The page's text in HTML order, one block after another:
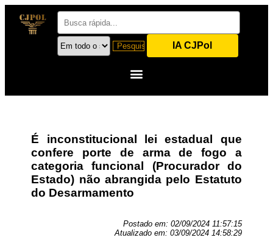
IA CJPol
É inconstitucional lei estadual que
confere porte de arma de fogo a
categoria funcional (Procurador do
Estado) não abrangida pelo Estatuto
do Desarmamento
Postado em: 02/09/2024 11:57:15
Atualizado em: 03/09/2024 14:58:29